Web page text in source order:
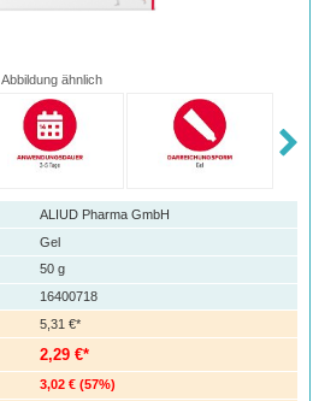
Abbildung ähnlich
ALIUD Pharma GmbH
Gel
50 g
16400718
5,31 €*
2,29 €*
3,02 € (57%)